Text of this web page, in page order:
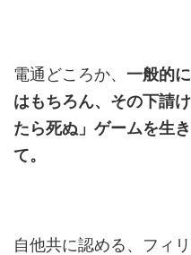
電通どころか、 一般的
はもちろん、その下請
たら死ぬ」ゲームを生
て。
自他共に認める、フィ